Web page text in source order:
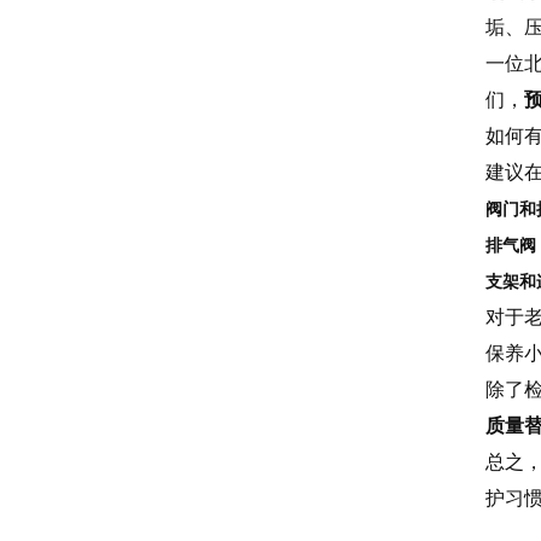
垢、
一位
们，
如何
建议
阀门和
排气阀
支架和
对于
保养
除了
质量
总之
护习